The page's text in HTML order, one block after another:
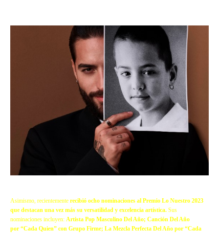
Asimismo, recientemente recibió ocho nominaciones al Premio Lo Nuestro 2023
que destacan una vez más su versatilidad y excelencia artística. Sus
nominaciones incluyen: Artista Pop Masculino Del Año; Canción Del Año
por “Cada Quien” con Grupo Firme; La Mezcla Perfecta Del Año por “Cada